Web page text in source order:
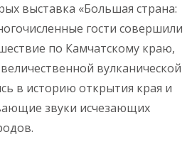
выставка «Большая страна:
гости совершили
по Камчатскому краю,
вулканической
в историю открытия края и
звуки исчезающих